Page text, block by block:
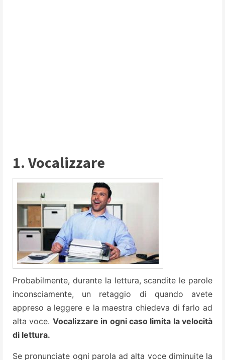
1. Vocalizzare
Probabilmente, durante la lettura, scandite le parole
inconsciamente, un retaggio di quando avete
appreso a leggere e la maestra chiedeva di farlo ad
alta voce. Vocalizzare in ogni caso limita la velocità
di lettura.
Se pronunciate ogni parola ad alta voce diminuite la